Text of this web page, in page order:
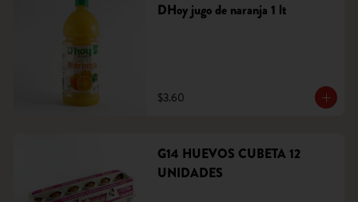
DHoy jugo de naranja 1 lt
$3.60
G14 HUEVOS CUBETA 12
UNIDADES